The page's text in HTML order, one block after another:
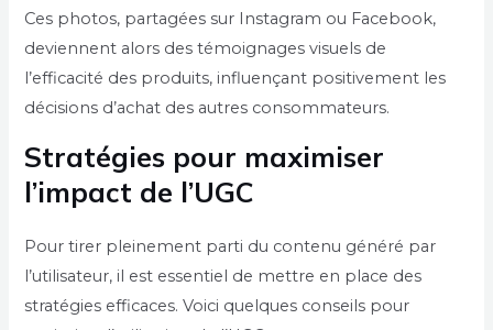
Ces photos, partagées sur Instagram ou Facebook,
deviennent alors des témoignages visuels de
l’efficacité des produits, influençant positivement les
décisions d’achat des autres consommateurs.
Stratégies pour maximiser
l’impact de l’UGC
Pour tirer pleinement parti du contenu généré par
l’utilisateur, il est essentiel de mettre en place des
stratégies efficaces. Voici quelques conseils pour